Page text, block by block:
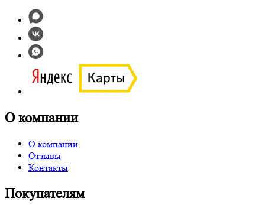
О компании
О компании
Отзывы
Контакты
Покупателям